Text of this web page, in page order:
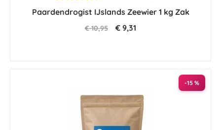
rating
Paardendrogist IJslands Zeewier 1 kg Zak
€ 10,95 € 9,31
-15 %